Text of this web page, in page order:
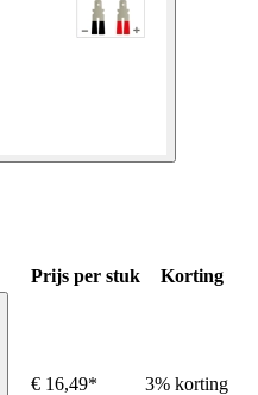
Prijs per stuk Korting
€ 16,49* 3% korting